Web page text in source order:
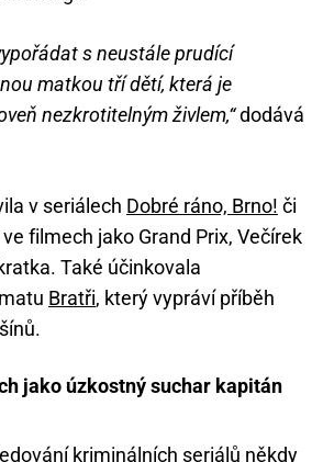
s neustále prudící
matkou tří dětí, která je
nezkrotitelným živlem,“dodává
v seriálech Dobré ráno, Brno! či
filmech jako Grand Prix, Večírek
Také účinkovala
Bratři, který vypráví příběh
jako úzkostný suchar kapitán
kriminálních seriálů někdy